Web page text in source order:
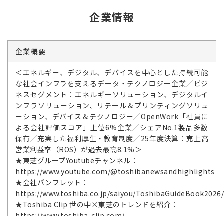
企業情報
企業概要
＜エネルギー、デジタル、デバイスを中心とした持続可能
な社会インフラを支えるデータ・テクノロジー企業／ビジ
ネスセグメント：エネルギーソリューション、デジタルイ
ンフラソリューション、リテール＆プリンティングソリュ
ーション、デバイス＆テクノロジー／OpenWork「社員に
よる会社評価スコア」上位6%企業／シェアNo.1製品多数
保有／充実した福利厚生・教育制度／25年度決算：売上高
営業利益率（ROS）が過去最高8.1%＞
★東芝グループYoutubeチャンネル：
https://www.youtube.com/@toshibanewsandhighlights
★会社パンフレット：
https://www.toshiba.co.jp/saiyou/
★Toshiba Clip 世の中×東芝のトレンドを紹介：